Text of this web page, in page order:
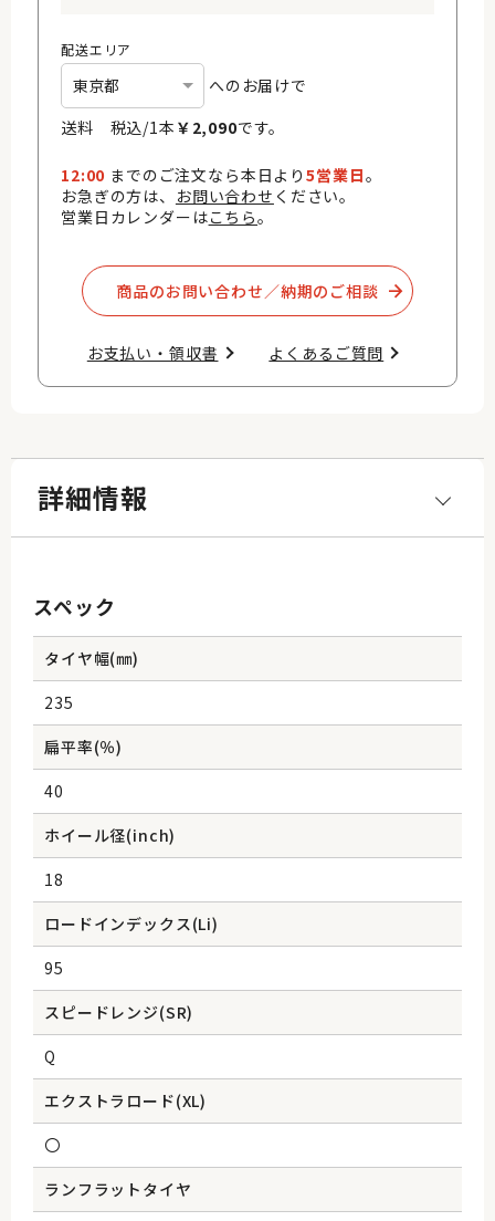
配送エリア
へのお届けで
送料 税込/1本 ￥ 2,090です。
12:00 までのご注文なら本日より5営業日。
お急ぎの方は、 お問い合わせ ください。
営業日カレンダーはこちら。
商品のお問い合わせ／納期のご相談​
お支払い・領収書​ よくあるご質問​
詳細情報
スペック
タイヤ幅(㎜)
235
扁平率(％)
40
ホイール径(inch)
18
ロードインデックス(Li)
95
スピードレンジ(SR)
Q
エクストラロード(XL)
〇
ランフラットタイヤ